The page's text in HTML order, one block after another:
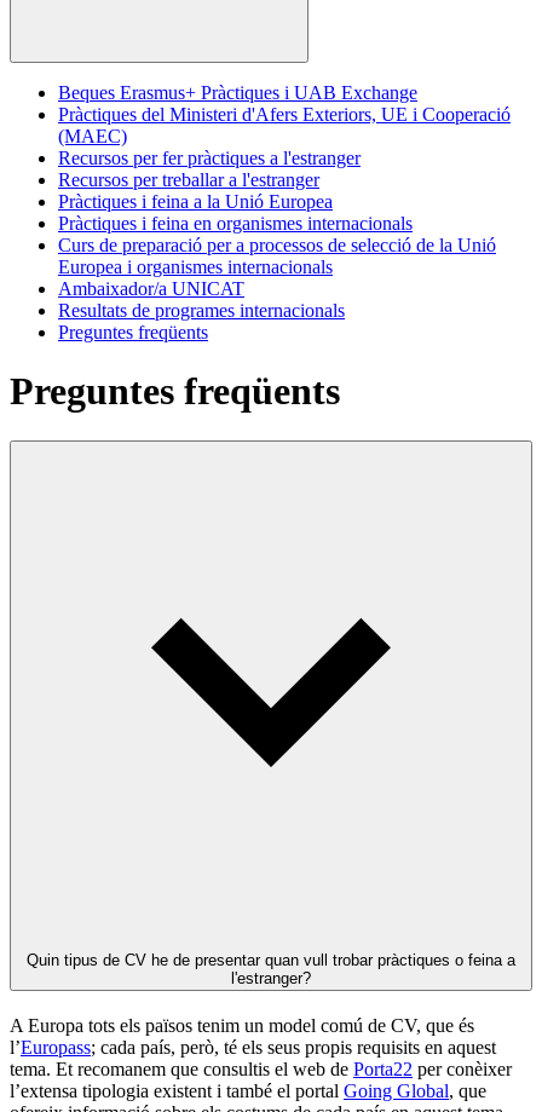
Beques Erasmus+ Pràctiques i UAB Exchange
Pràctiques del Ministeri d'Afers Exteriors, UE i Cooperació
(MAEC)
Recursos per fer pràctiques a l'estranger
Recursos per treballar a l'estranger
Pràctiques i feina a la Unió Europea
Pràctiques i feina en organismes internacionals
Curs de preparació per a processos de selecció de la Unió
Europea i organismes internacionals
Ambaixador/a UNICAT
Resultats de programes internacionals
Preguntes freqüents
Preguntes freqüents
Quin tipus de CV he de presentar quan vull trobar pràctiques o feina a
l'estranger?
A Europa tots els països tenim un model comú de CV, que és
l’Europass; cada país, però, té els seus propis requisits en aquest
tema. Et recomanem que consultis el web de Porta22 per conèixer
l’extensa tipologia existent i també el portal Going Global, que